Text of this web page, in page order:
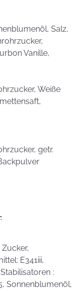
Salz,
Vanille,
Weiße
getr.
E341iii,
:
Sonnenblumenöl,